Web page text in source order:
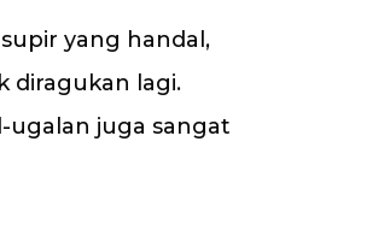
yang handal,
diragukan lagi.
ugalan juga sangat